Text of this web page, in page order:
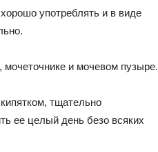
употреблять и в виде
и мочевом пузыре.
тщательно
ее целый день безо всяких